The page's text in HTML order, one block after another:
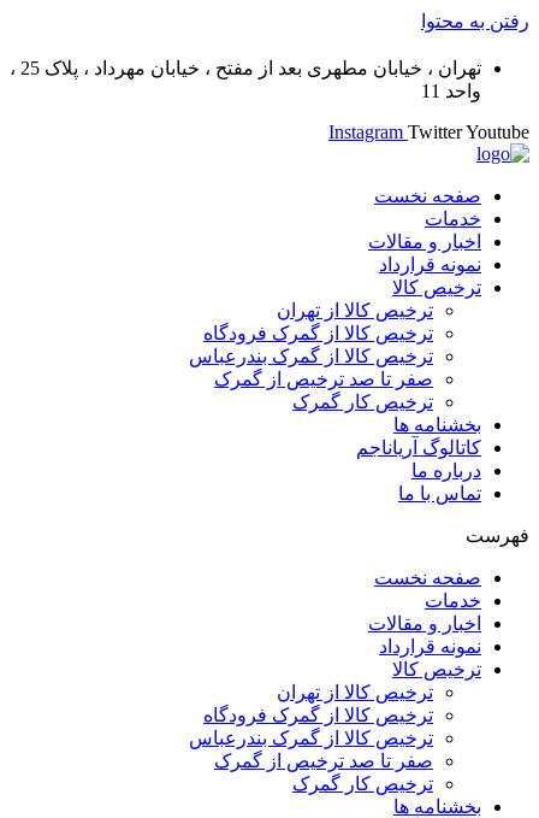
رفتن به محتوا
تهران ، خیابان مطهری بعد از مفتح ، خیابان مهرداد ، پلاک 25 ،
واحد 11
Instagram TwitterYoutube
صفحه نخست
خدمات
اخبار و مقالات
نمونه قرارداد
ترخیص کالا
ترخیص کالا از تهران
ترخیص کالا از گمرک فرودگاه
ترخیص کالا از گمرک بندرعباس
صفر تا صد ترخیص از گمرک
ترخیص کار گمرک
بخشنامه ها
کاتالوگ آریاناجم
درباره ما
تماس با ما
فهرست
صفحه نخست
خدمات
اخبار و مقالات
نمونه قرارداد
ترخیص کالا
ترخیص کالا از تهران
ترخیص کالا از گمرک فرودگاه
ترخیص کالا از گمرک بندرعباس
صفر تا صد ترخیص از گمرک
ترخیص کار گمرک
بخشنامه ها